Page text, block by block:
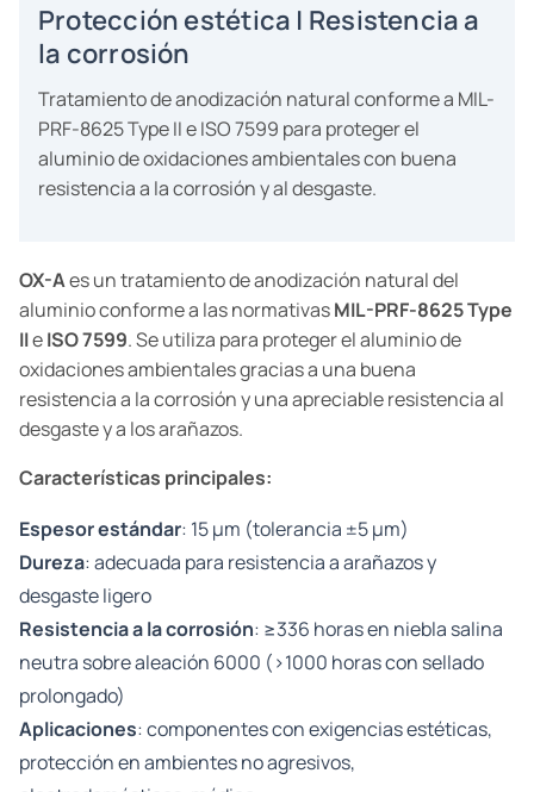
Protección estética | Resistencia a
la corrosión
Tratamiento de anodización natural conforme a MIL-
PRF-8625 Type II e ISO 7599 para proteger el
aluminio de oxidaciones ambientales con buena
resistencia a la corrosión y al desgaste.
OX-Aes un tratamiento de anodización natural del
aluminio conforme a las normativasMIL-PRF-8625 Type
IIeISO 7599. Se utiliza para proteger el aluminio de
oxidaciones ambientales gracias a una buena
resistencia a la corrosión y una apreciable resistencia al
desgaste y a los arañazos.
Características principales:
Espesor estándar: 15 µm (tolerancia ±5 µm)
Dureza: adecuada para resistencia a arañazos y
desgaste ligero
Resistencia a la corrosión: ≥336 horas en niebla salina
neutra sobre aleación 6000 (>1000 horas con sellado
prolongado)
Aplicaciones: componentes con exigencias estéticas,
protección en ambientes no agresivos,